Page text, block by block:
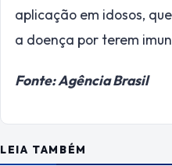
aplicação em idosos,
a doença por terem
Fonte: Agência Brasil
LEIA TAMBÉM